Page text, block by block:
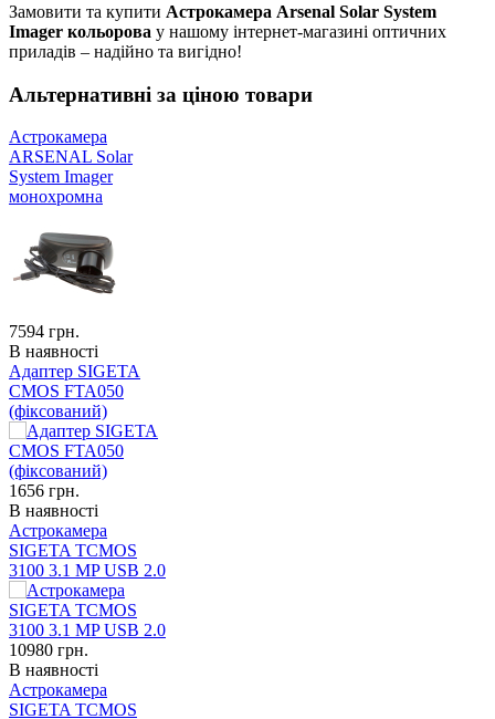
Замовити та купити Астрокамера Arsenal Solar System
Imager кольорова у нашому інтернет-магазині оптичних
приладів – надійно та вигідно!
Альтернативні за ціною товари
Астрокамера
ARSENAL Solar
System Imager
монохромна
7594 грн.
В наявності
Адаптер SIGETA
CMOS FTA050
(фіксований)
1656 грн.
В наявності
Астрокамера
SIGETA TCMOS
3100 3.1 MP USB 2.0
10980 грн.
В наявності
Астрокамера
SIGETA TCMOS